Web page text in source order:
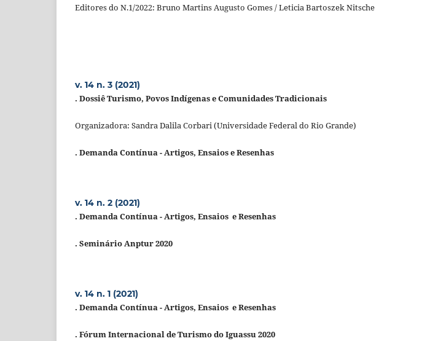
Editores do N.1/2022: Bruno Martins Augusto Gomes / Leticia Bartoszek Nitsche
v. 14 n. 3 (2021)
. Dossiê Turismo, Povos Indígenas e Comunidades Tradicionais
Organizadora: Sandra Dalila Corbari (Universidade Federal do Rio Grande)
. Demanda Contínua - Artigos, Ensaios e Resenhas
v. 14 n. 2 (2021)
. Demanda Contínua -Artigos, Ensaios e Resenhas
. Seminário Anptur 2020
v. 14 n. 1 (2021)
. Demanda Contínua -Artigos, Ensaios e Resenhas
. Fórum Internacional de Turismo do Iguassu 2020